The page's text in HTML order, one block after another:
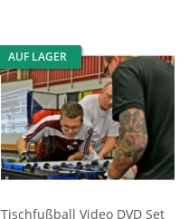
AUF LAGER
Tischfußball Video DVD Set